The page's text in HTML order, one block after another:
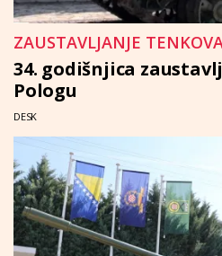
ZAUSTAVLJANJE
34. godišnjica
Pologu
DESK